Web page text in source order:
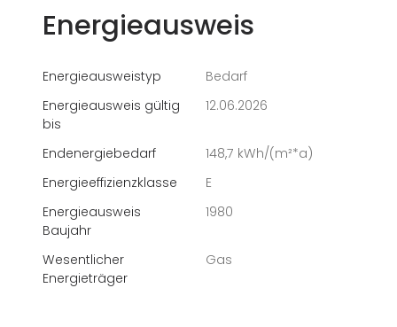
Energieausweis
Energieausweistyp
Bedarf
Energieausweis gültig
bis
12.06.2026
Endenergiebedarf
148,7 kWh/(m²*a)
Energieeffizienzklasse
E
Energieausweis
Baujahr
1980
Wesentlicher
Energieträger
Gas